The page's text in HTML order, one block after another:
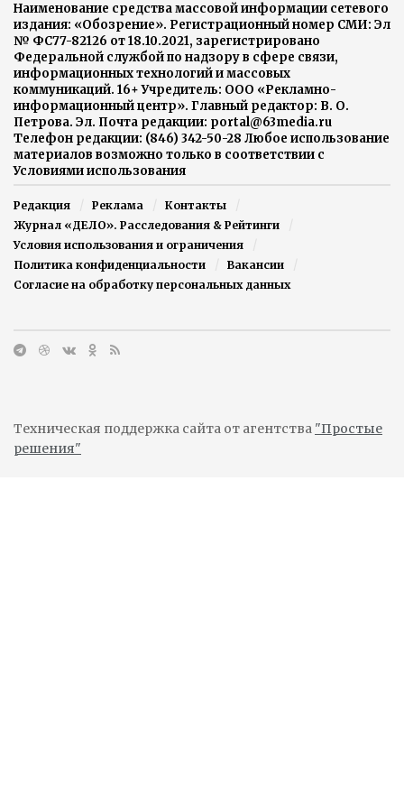
Наименование средства массовой информации сетевого
издания: «Обозрение». Регистрационный номер СМИ: Эл
№ ФС77-82126 от 18.10.2021, зарегистрировано
Федеральной службой по надзору в сфере связи,
информационных технологий и массовых
коммуникаций. 16+ Учредитель: ООО «Рекламно-
информационный центр». Главный редактор: В. О.
Петрова. Эл. Почта редакции: portal@63media.ru
Телефон редакции: (846) 342-50-28 Любое использование
материалов возможно только в соответствии с
Условиями использования
Редакция Реклама
Контакты
Журнал «ДЕЛО». Расследования & Рейтинги
Условия использования и ограничения
Политика конфиденциальности
Вакансии
Согласие на обработку персональных данных
Техническая поддержка сайта от агентства "Простые
решения"